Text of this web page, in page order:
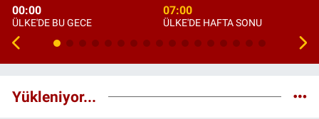
00:00
ÜLKE'DE BU GECE
07:00
ÜLKE'DE HAFTA SONU
Yükleniyor...